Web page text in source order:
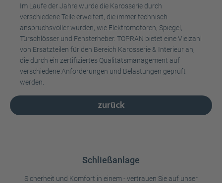
Im Laufe der Jahre wurde die Karosserie durch
verschiedene Teile erweitert, die immer technisch
anspruchsvoller wurden, wie Elektromotoren, Spiegel,
Türschlösser und Fensterheber. TOPRAN bietet eine Vielzahl
von Ersatzteilen für den Bereich Karosserie & Interieur an,
die durch ein zertifiziertes Qualitätsmanagement auf
verschiedene Anforderungen und Belastungen geprüft
werden.
zurück
Schließanlage
Sicherheit und Komfort in einem - vertrauen Sie auf unser